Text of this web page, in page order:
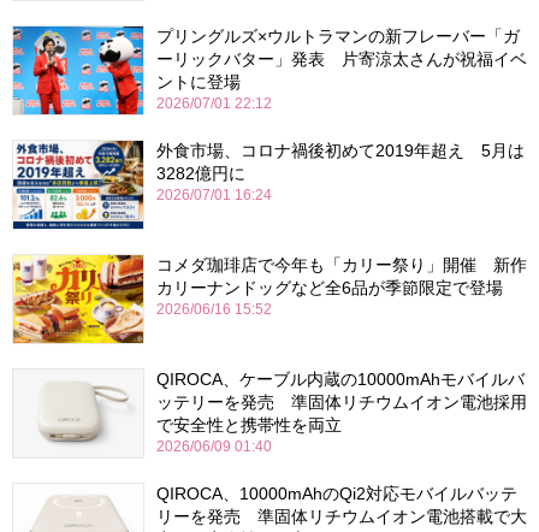
プリングルズ×ウルトラマンの新フレーバー「ガ
ーリックバター」発表 片寄涼太さんが祝福イベ
ントに登場
2026/07/01 22:12
外食市場、コロナ禍後初めて2019年超え 5月は
3282億円に
2026/07/01 16:24
コメダ珈琲店で今年も「カリー祭り」開催 新作
カリーナンドッグなど全6品が季節限定で登場
2026/06/16 15:52
QIROCA、ケーブル内蔵の10000mAhモバイルバ
ッテリーを発売 準固体リチウムイオン電池採用
で安全性と携帯性を両立
2026/06/09 01:40
QIROCA、10000mAhのQi2対応モバイルバッテ
リーを発売 準固体リチウムイオン電池搭載で大